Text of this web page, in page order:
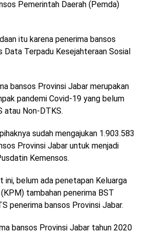
Pemerintah Daerah (Pemda)
itu karena penerima bansos
Data Terpadu Kesejahteraan Sosial
bansos Provinsi Jabar merupakan
pandemi Covid-19 yang belum
atau Non-DTKS.
sudah mengajukan 1.903.583
Provinsi Jabar untuk menjadi
Kemensos.
ini, belum ada penetapan Keluarga
tambahan penerima BST
penerima bansos Provinsi Jabar.
bansos Provinsi Jabar tahun 2020